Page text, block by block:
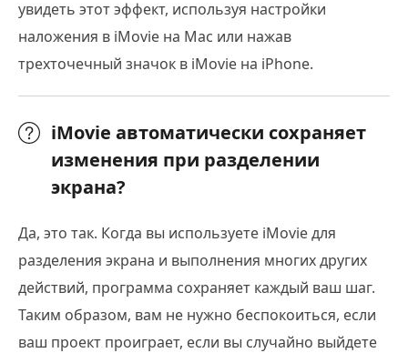
увидеть этот эффект, используя настройки
наложения в iMovie на Mac или нажав
трехточечный значок в iMovie на iPhone.
iMovie автоматически сохраняет
изменения при разделении
экрана?
Да, это так. Когда вы используете iMovie для
разделения экрана и выполнения многих других
действий, программа сохраняет каждый ваш шаг.
Таким образом, вам не нужно беспокоиться, если
ваш проект проиграет, если вы случайно выйдете